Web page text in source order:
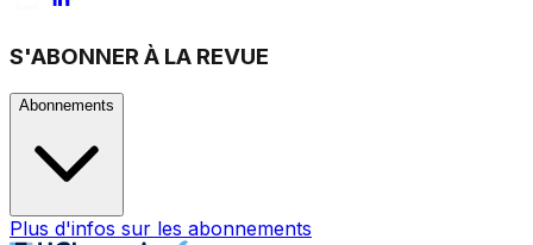
S'ABONNER À LA REVUE
Abonnements
Plus d'infos sur les abonnements